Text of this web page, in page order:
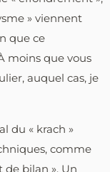
» viennent
que ce
moins que vous
auquel cas, je
du « krach »
comme
de bilan ». Un